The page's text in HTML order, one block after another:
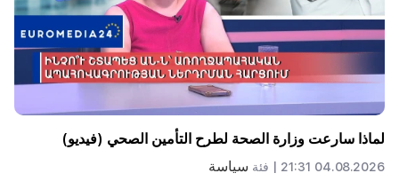
لماذا سارعت وزارة الصحة لطرح التأمين الصحي (فيديو)
04.08.2026 21:31 | فئة سياسة